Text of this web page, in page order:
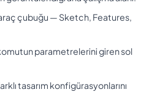
çubuğu — Sketch, Features,
parametrelerini giren sol
tasarım konfigürasyonlarını